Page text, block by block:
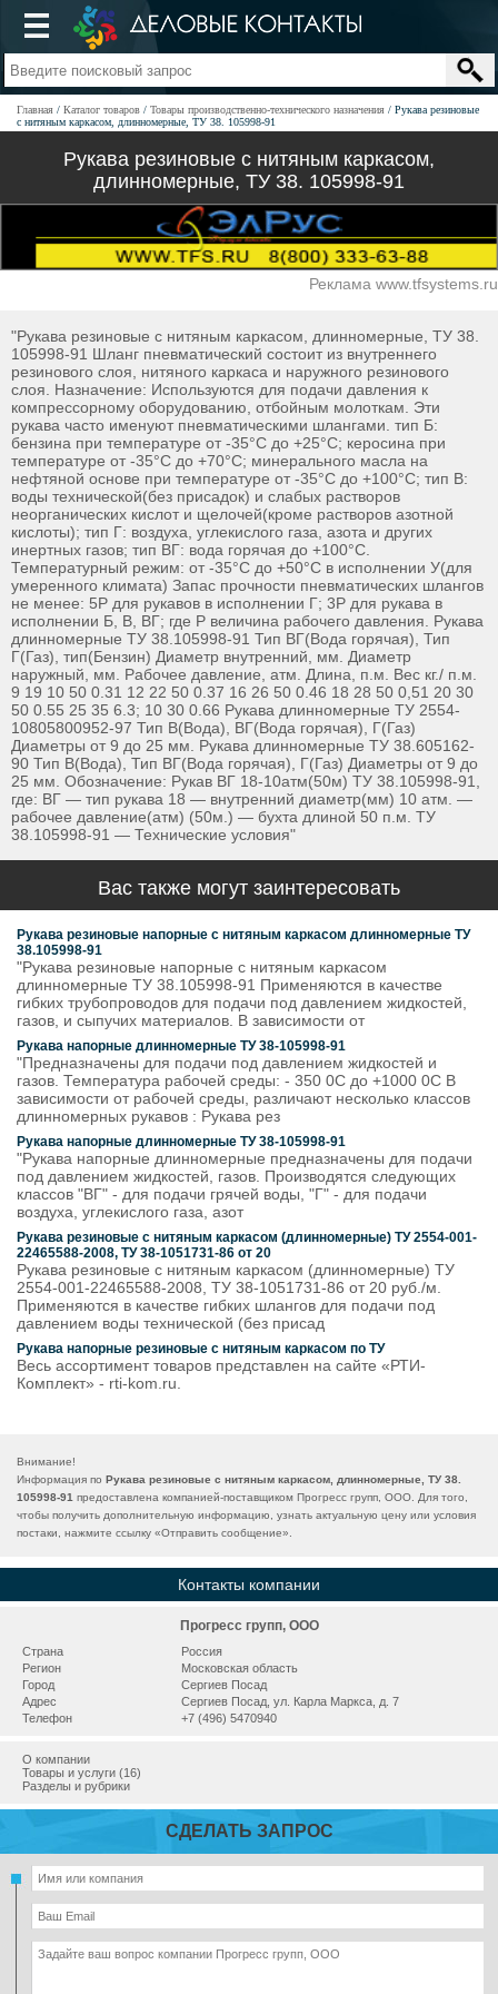
Главная Каталог товаров Товары производственно-технического назначения
Рукава резиновые
с нитяным каркасом, длинномерные, ТУ 38. 105998-91
Рукава резиновые с нитяным каркасом,
длинномерные, ТУ 38. 105998-91
Реклама www.tfsystems.ru
"Рукава резиновые с нитяным каркасом, длинномерные, ТУ 38.
105998-91 Шланг пневматический состоит из внутреннего
резинового слоя, нитяного каркаса и наружного резинового
слоя. Назначение: Используются для подачи давления к
компрессорному оборудованию, отбойным молоткам. Эти
рукава часто именуют пневматическими шлангами. тип Б:
бензина при температуре от -35°С до +25°С; керосина при
температуре от -35°С до +70°С; минерального масла на
нефтяной основе при температуре от -35°С до +100°С; тип В:
воды технической(без присадок) и слабых растворов
неорганических кислот и щелочей(кроме растворов азотной
кислоты); тип Г: воздуха, углекислого газа, азота и других
инертных газов; тип ВГ: вода горячая до +100°С.
Температурный режим: от -35°С до +50°С в исполнении У(для
умеренного климата) Запас прочности пневматических шлангов
не менее: 5Р для рукавов в исполнении Г; 3Р для рукава в
исполнении Б, В, ВГ; где Р величина рабочего давления. Рукава
длинномерные ТУ 38.105998-91 Тип ВГ(Вода горячая), Тип
Г(Газ), тип(Бензин) Диаметр внутренний, мм. Диаметр
наружный, мм. Рабочее давление, атм. Длина, п.м. Вес кг./ п.м.
9 19 10 50 0.31 12 22 50 0.37 16 26 50 0.46 18 28 50 0,51 20 30
50 0.55 25 35 6.3; 10 30 0.66 Рукава длинномерные ТУ 2554-
10805800952-97 Тип В(Вода), ВГ(Вода горячая), Г(Газ)
Диаметры от 9 до 25 мм. Рукава длинномерные ТУ 38.605162-
90 Тип В(Вода), Тип ВГ(Вода горячая), Г(Газ) Диаметры от 9 до
25 мм. Обозначение: Рукав ВГ 18-10атм(50м) ТУ 38.105998-91,
где: ВГ — тип рукава 18 — внутренний диаметр(мм) 10 атм. —
рабочее давление(атм) (50м.) — бухта длиной 50 п.м. ТУ
38.105998-91 — Технические условия"
Вас также могут заинтересовать
Рукава резиновые напорные с нитяным каркасом длинномерные ТУ
38.105998-91
"Рукава резиновые напорные с нитяным каркасом
длинномерные ТУ 38.105998-91 Применяются в качестве
гибких трубопроводов для подачи под давлением жидкостей,
газов, и сыпучих материалов. В зависимости от
Рукава напорные длинномерные ТУ 38-105998-91
"Предназначены для подачи под давлением жидкостей и
газов. Температура рабочей среды: - 350 0С до +1000 0С В
зависимости от рабочей среды, различают несколько классов
длинномерных рукавов : Рукава рез
Рукава напорные длинномерные ТУ 38-105998-91
"Рукава напорные длинномерные предназначены для подачи
под давлением жидкостей, газов. Производятся следующих
классов "ВГ" - для подачи грячей воды, "Г" - для подачи
воздуха, углекислого газа, азот
Рукава резиновые с нитяным каркасом (длинномерные) ТУ 2554-001-
22465588-2008, ТУ 38-1051731-86 от 20
Рукава резиновые с нитяным каркасом (длинномерные) ТУ
2554-001-22465588-2008, ТУ 38-1051731-86 от 20 руб./м.
Применяются в качестве гибких шлангов для подачи под
давлением воды технической (без присад
Рукава напорные резиновые с нитяным каркасом по ТУ
Весь ассортимент товаров представлен на сайте «РТИ-
Комплект» - rti-kom.ru.
Внимание!
Информация по Рукава резиновые с нитяным каркасом, длинномерные, ТУ 38.
105998-91 предоставлена компанией-поставщиком Прогресс групп, ООО. Для того,
чтобы получить дополнительную информацию, узнать актуальную цену или условия
постаки, нажмите ссылку «Отправить сообщение».
Контакты компании
Прогресс групп, ООО
Страна
Россия
Регион
Московская область
Город
Сергиев Посад
Адрес
Сергиев Посад, ул. Карла Маркса, д. 7
Телефон
+7 (496) 5470940
О компании
Товары и услуги (16)
Разделы и рубрики
СДЕЛАТЬ ЗАПРОС